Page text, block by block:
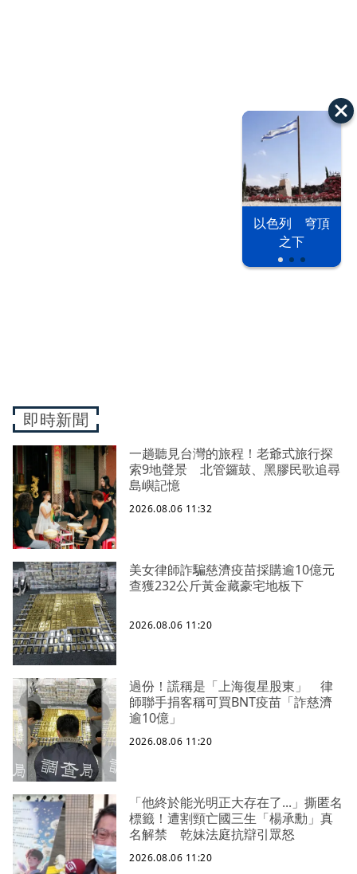
以色列 穹頂
之下
即時新聞
一趟聽見台灣的旅程！老爺式旅行探
索9地聲景 北管鑼鼓、黑膠民歌追尋
島嶼記憶
2026.08.06 11:32
美女律師詐騙慈濟疫苗採購逾10億元
查獲232公斤黃金藏豪宅地板下
2026.08.06 11:20
過份！謊稱是「上海復星股東」 律
師聯手捐客稱可買BNT疫苗「詐慈濟
逾10億」
2026.08.06 11:20
「他終於能光明正大存在了...」撕匿名
標籤！遭割頸亡國三生「楊承勳」真
名解禁 乾妹法庭抗辯引眾怒
2026.08.06 11:20